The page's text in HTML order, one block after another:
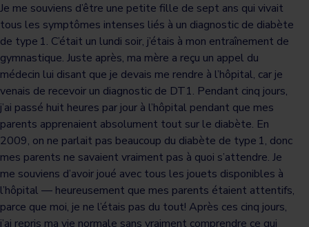
Je me souviens d’être une petite fille de sept ans qui vivait
tous les symptômes intenses liés à un diagnostic de diabète
de type 1. C’était un lundi soir, j’étais à mon entraînement de
gymnastique. Juste après, ma mère a reçu un appel du
médecin lui disant que je devais me rendre à l’hôpital, car je
venais de recevoir un diagnostic de DT1. Pendant cinq jours,
j’ai passé huit heures par jour à l’hôpital pendant que mes
parents apprenaient absolument tout sur le diabète. En
2009, on ne parlait pas beaucoup du diabète de type 1, donc
mes parents ne savaient vraiment pas à quoi s’attendre. Je
me souviens d’avoir joué avec tous les jouets disponibles à
l’hôpital — heureusement que mes parents étaient attentifs,
parce que moi, je ne l’étais pas du tout! Après ces cinq jours,
j’ai repris ma vie normale sans vraiment comprendre ce qui